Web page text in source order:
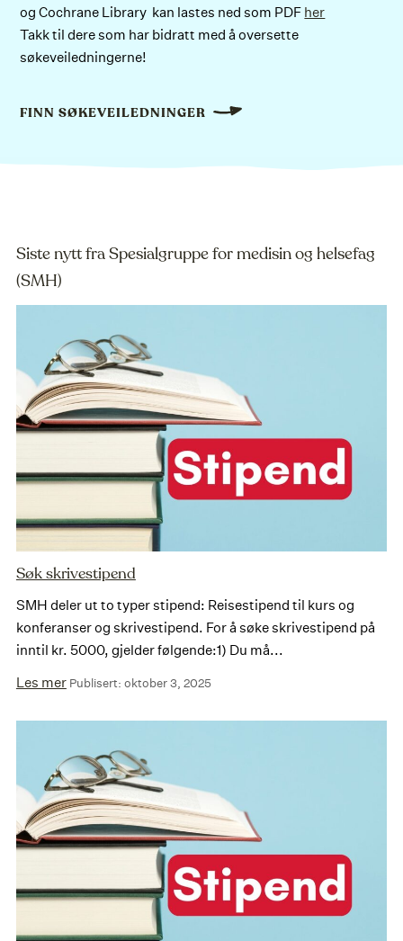
og Cochrane Library kan lastes ned som PDF her
Takk til dere som har bidratt med å oversette
søkeveiledningerne!
FINN SØKEVEILEDNINGER
Siste nytt fra Spesialgruppe for medisin og helsefag
(SMH)
Søk skrivestipend
SMH deler ut to typer stipend: Reisestipend til kurs og
konferanser og skrivestipend. For å søke skrivestipend på
inntil kr. 5000, gjelder følgende:1) Du må...
Les mer Publisert: oktober 3, 2025